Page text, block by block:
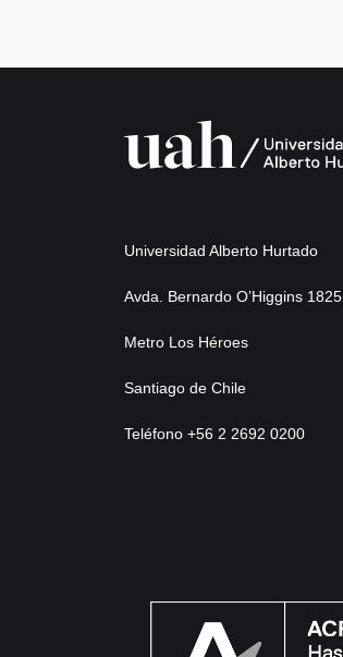
Universidad Alberto Hurtado
Avda. Bernardo O’Higgins 1825
Metro Los Héroes
Santiago de Chile
Teléfono +56 2 2692 0200